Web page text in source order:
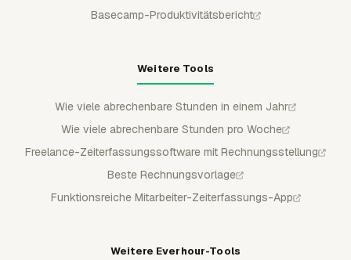
Basecamp-Produktivitätsbericht
Weitere Tools
Wie viele abrechenbare Stunden in einem Jahr
Wie viele abrechenbare Stunden pro Woche
Freelance-Zeiterfassungssoftware mit Rechnungsstellung
Beste Rechnungsvorlage
Funktionsreiche Mitarbeiter-Zeiterfassungs-App
Weitere Everhour-Tools